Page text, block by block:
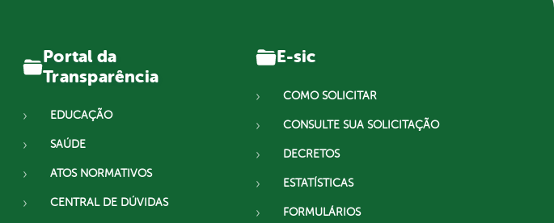
Portal da
Transparência
EDUCAÇÃO
SAÚDE
ATOS NORMATIVOS
CENTRAL DE DÚVIDAS
E-sic
COMO SOLICITAR
CONSULTE SUA SOLICITAÇÃO
DECRETOS
ESTATÍSTICAS
FORMULÁRIOS